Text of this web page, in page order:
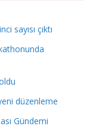
sayısı çıktı
düzenleme
Gündemi